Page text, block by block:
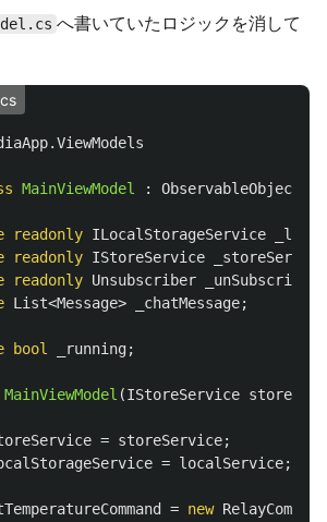
へ書いていたロジックを消して
MainViewModel : ObservableObject
readonly ILocalStorageService
readonly IStoreService
_storeService
readonly Unsubscriber _unSubscriber
List<Message> _chatMessage;
bool _running;
MainViewModel (IStoreService
= storeService;
= localService;
= new RelayCommand